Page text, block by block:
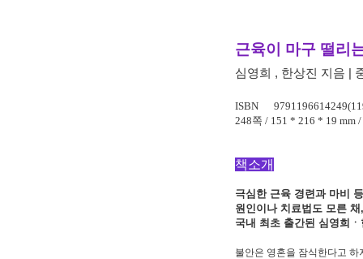
근육이 마구 떨리
심영희 , 한상진 지음 |
ISBN
248쪽 / 151 * 216 * 19 mm
책소개
극심한 근육 경련과 마비
원인이나 치료법도 모른
국내 최초 출간된 심영희
불안은 영혼을 잠식한다고 하